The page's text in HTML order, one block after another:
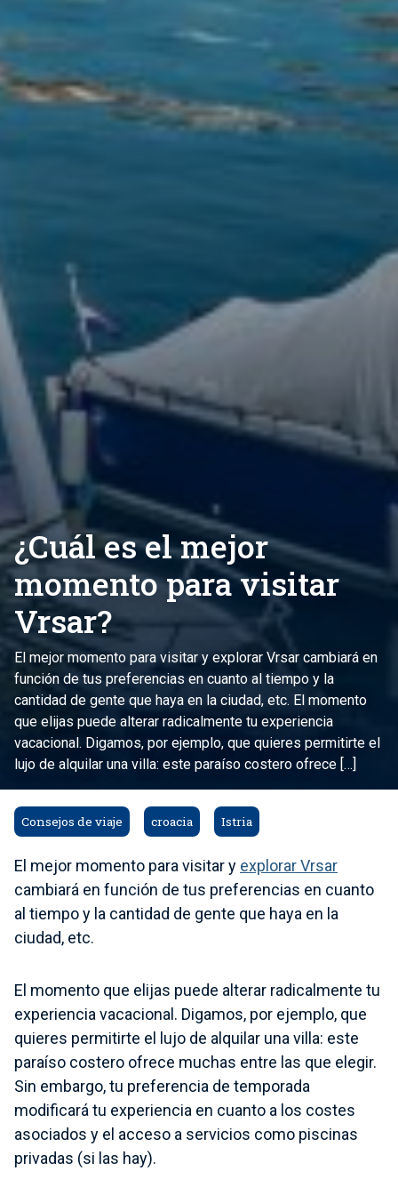
¿Cuál es el mejor
momento para visitar
Vrsar?
El mejor momento para visitar y explorar Vrsar cambiará en
función de tus preferencias en cuanto al tiempo y la
cantidad de gente que haya en la ciudad, etc. El momento
que elijas puede alterar radicalmente tu experiencia
vacacional. Digamos, por ejemplo, que quieres permitirte el
lujo de alquilar una villa: este paraíso costero ofrece […]
Consejos de viaje croacia Istria
El mejor momento para visitar y explorar Vrsar
cambiará en función de tus preferencias en cuanto
al tiempo y la cantidad de gente que haya en la
ciudad, etc.
El momento que elijas puede alterar radicalmente tu
experiencia vacacional. Digamos, por ejemplo, que
quieres permitirte el lujo de alquilar una villa: este
paraíso costero ofrece muchas entre las que elegir.
Sin embargo, tu preferencia de temporada
modificará tu experiencia en cuanto a los costes
asociados y el acceso a servicios como piscinas
privadas (si las hay).